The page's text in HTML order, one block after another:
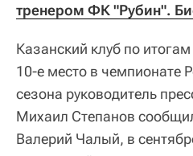
тренером ФК "Рубин".
Казанский клуб по
10-е место в чемпионате
сезона руководитель
Михаил Степанов
Валерий Чалый, в